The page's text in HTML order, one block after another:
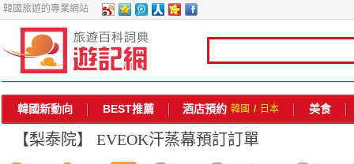
韓國旅遊的專業網站
韓國新動向 BEST推薦 酒店預約 韓國 / 日本 美食
【梨泰院】 EVEOK汗蒸幕預訂訂單